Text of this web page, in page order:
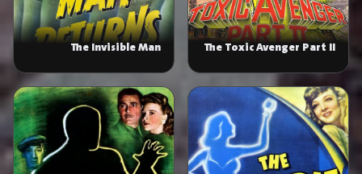
The Toxic Avenger Part II
The Invisible Man